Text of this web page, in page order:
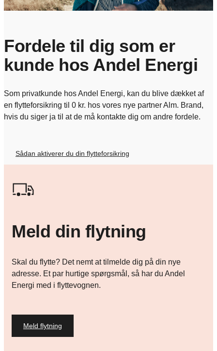
Fordele til dig som er
kunde hos Andel Energi
Som privatkunde hos Andel Energi, kan du blive dækket af
en flytteforsikring til 0 kr. hos vores nye partner Alm. Brand,
hvis du siger ja til at de må kontakte dig om andre fordele.
Sådan aktiverer du din flytteforsikring
Meld din flytning
Skal du flytte? Det nemt at tilmelde dig på din nye
adresse. Et par hurtige spørgsmål, så har du Andel
Energi med i flyttevognen.
Meld flytning